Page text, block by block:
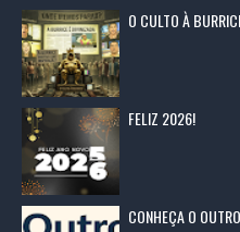
O CULTO À
FELIZ 2026!
CONHEÇA O